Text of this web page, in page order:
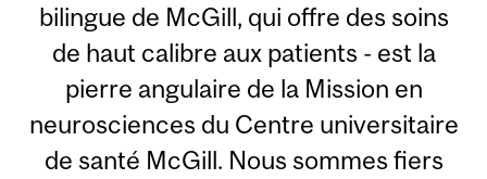
bilingue de McGill, qui offre des soins
de haut calibre aux patients - est la
pierre angulaire de la Mission en
neurosciences du Centre universitaire
de santé McGill. Nous sommes fiers